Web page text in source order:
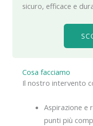
Cosa facciamo
Il nostro intervento
Aspirazione e
punti più
sicuro, efficace e